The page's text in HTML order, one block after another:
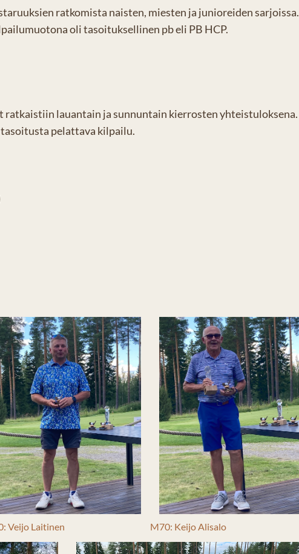
ratkomista naisten, miesten ja junioreiden sarjoissa.
oli tasoituksellinen pb eli PB HCP.
ratkaistiin lauantain ja sunnuntain kierrosten yhteistuloksena.
pelattava kilpailu.
Veijo Laitinen M70: Keijo Alisalo